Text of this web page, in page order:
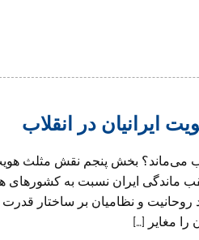
ایرانیان در انقلاب
می‌ماند؟ بخش پنجم نقش مثلث
ماندگی ایران نسبت به کشورهای
روحانیت و نظامیان بر ساختار
را مغایر […]